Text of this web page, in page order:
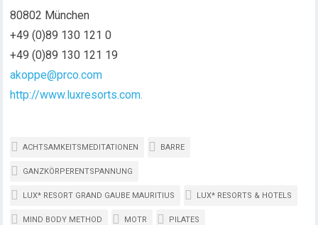
80802 München
+49 (0)89 130 121 0
+49 (0)89 130 121 19
akoppe@prco.com
http://www.luxresorts.com.
ACHTSAMKEITSMEDITATIONEN BARRE
GANZKÖRPERENTSPANNUNG
LUX* RESORT GRAND GAUBE MAURITIUS LUX* RESORTS & HOTELS
MIND BODY METHOD MOTR PILATES